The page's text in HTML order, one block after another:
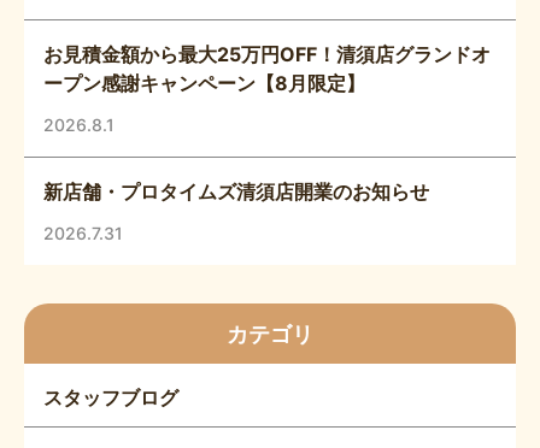
お見積金額から最大25万円OFF！清須店グランドオ
ープン感謝キャンペーン【8月限定】
2026.8.1
新店舗・プロタイムズ清須店開業のお知らせ
2026.7.31
カテゴリ
スタッフブログ